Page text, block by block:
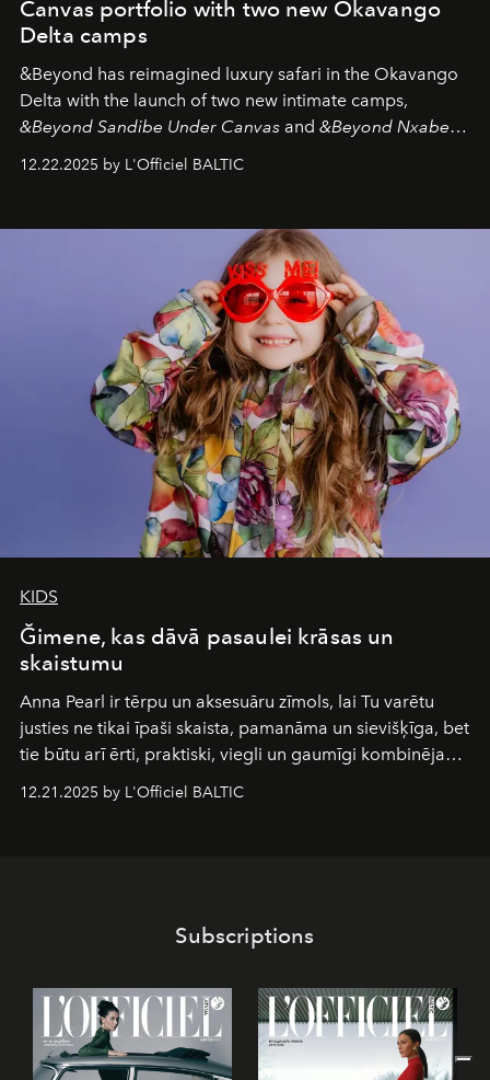
Canvas portfolio with two new Okavango
Delta camps
&Beyond has reimagined luxury safari in the Okavango
Delta with the launch of two new intimate camps,
&Beyond Sandibe Under Canvas and &Beyond Nxabega
Under Canvas
. Together with the newly refurbished
&Beyond Chobe Under Canvas
iconic wild places, a journey offering a rare combination
of adventure, intimacy, and sustainability.
is not a lodge — it’s the wild, felt, heard,
and breathed — an experience where comfort and
wilderness merge so completely that you become part
12.22.2025 by L'Officiel BALTIC
KIDS
Ğimene, kas dāvā pasaulei krāsas un
skaistumu
Anna Pearl ir tērpu un aksesuāru zīmols, lai Tu varētu
justies ne tikai īpaši skaista, pamanāma un sievišķīga, bet
tie būtu arī ērti, praktiski, viegli un gaumīgi kombinējami
gan savā starpā, gan varētu pavadīt Tevi jebkuros dzīves
piedzīvojumos.
12.21.2025 by L'Officiel BALTIC
Subscriptions